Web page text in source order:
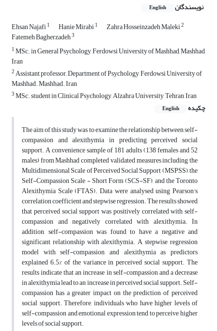
نویسندگان English
Ehsan Najafi1 Hanie Mirabi1 Zahra Hosseinzadeh Maleki2
Fatemeh Bagherzadeh3
1MSc. in General Psychology, Ferdowsi University of Mashhad, Mashhad,
Iran
2Assistant professor,, Department of Psychology, Ferdowsi University of
Mashhad. Mashhad. Iran
3MSc. student in Clinical Psychology, Alzahra University, Tehran, Iran
چکیده
English
The aim of this study was to examine the relationship between self-
compassion and alexithymia in predicting perceived social
support. A convenience sample of 181 adults (138 females and 52
males) from Mashhad completed validated measures including the
Multidimensional Scale of Perceived Social Support (MSPSS), the
Self-Compassion Scale - Short Form (SCS-SF), and the Toronto
Alexithymia Scale (FTAS). Data were analysed using Pearson's
correlation coefficient and stepwise regression. The results showed
that perceived social support was positively correlated with self-
compassion and negatively correlated with alexithymia. In
addition, self-compassion was found to have a negative and
significant relationship with alexithymia. A stepwise regression
model with self-compassion and alexithymia as predictors
explained 6.5% of the variance in perceived social support. The
results indicate that an increase in self-compassion and a decrease
in alexithymia lead to an increase in perceived social support. Self-
compassion has a greater impact on the prediction of perceived
social support. Therefore, individuals who have higher levels of
self-compassion and emotional expression tend to perceive higher
levels of social support.